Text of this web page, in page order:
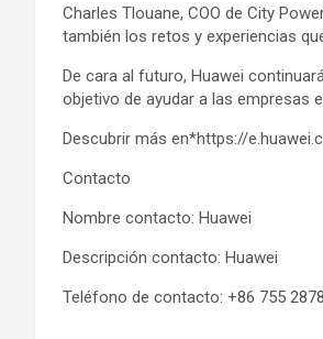
Charles Tlouane, COO de City
también los retos y experiencias
De cara al futuro, Huawei
objetivo de ayudar a las empresas
Descubrir más en*https://
Contacto
Nombre contacto: Huawei
Descripción contacto: Huawei
Teléfono de contacto: +86 755